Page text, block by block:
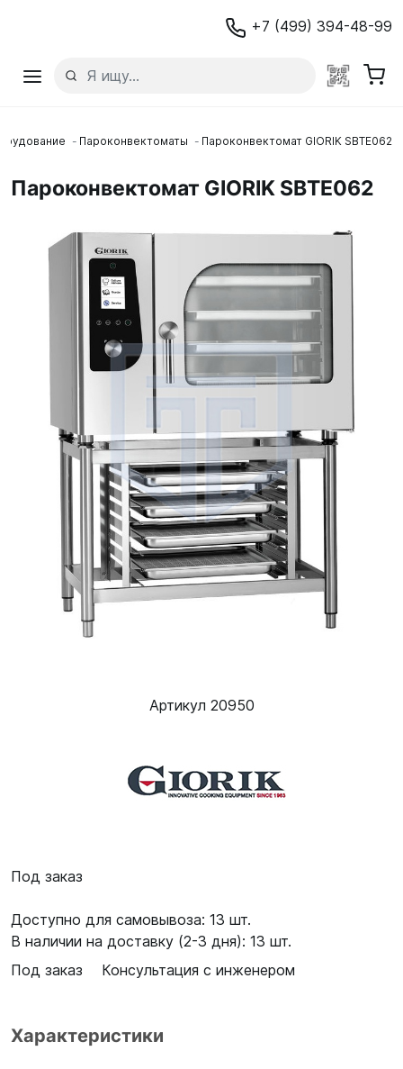
+7 (499) 394-48-99
Пароконвектоматы Пароконвектомат GIORIK SBTE062
Пароконвектомат GIORIK SBTE062
Артикул 20950
Под заказ
Доступно для самовывоза: 13 шт.
В наличии на доставку (2-3 дня): 13 шт.
Под заказ
Консультация с инженером
Характеристики